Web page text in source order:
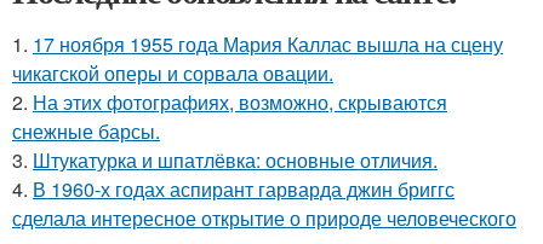
1. 17 ноября 1955 года Мария Каллас вышла на сцену
чикагской оперы и сорвала овации.
2. На этих фотографиях, возможно, скрываются
снежные барсы.
3. Штукатурка и шпатлёвка: основные отличия.
4. В 1960-х годах аспирант гарварда джин бриггс
сделала интересное открытие о природе человеческого